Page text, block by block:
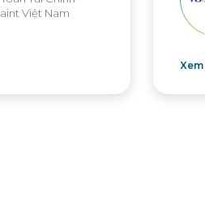
CFO Win Brothers Group